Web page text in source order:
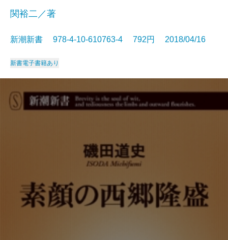
関裕二／著
新潮新書 978-4-10-610763-4 792円 2018/04/16
新書電子書籍あり